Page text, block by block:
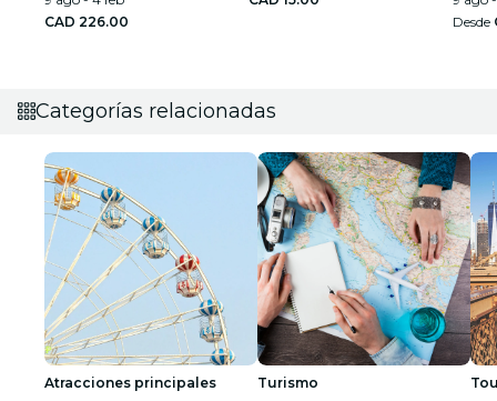
CAD 226.00
Desde
Categorías relacionadas
Atracciones principales Turismo